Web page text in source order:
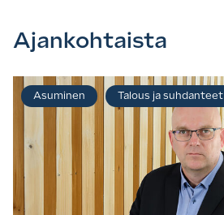
Ajankohtaista
Asuminen Talous ja suhdanteet